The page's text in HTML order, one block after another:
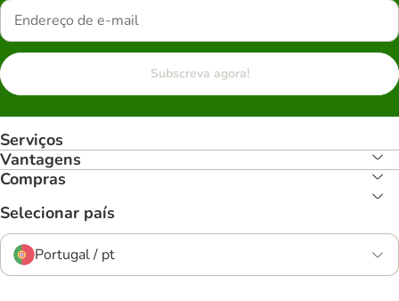
Subscreva agora!
Serviços
Vantagens
Compras
Selecionar país
Portugal / pt